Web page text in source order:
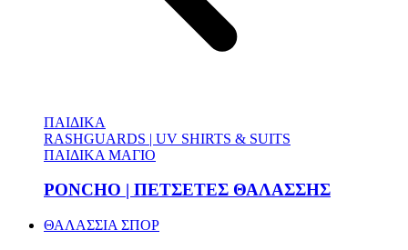
ΠΑΙΔΙΚΑ
RASHGUARDS | UV SHIRTS & SUITS
ΠΑΙΔΙΚΑ ΜΑΓΙΟ
PONCHO | ΠΕΤΣΕΤΕΣ ΘΑΛΑΣΣΗΣ
ΘΑΛΑΣΣΙΑ ΣΠΟΡ